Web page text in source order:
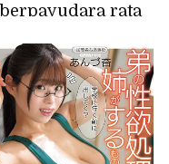
rata
NTR Matsumoto